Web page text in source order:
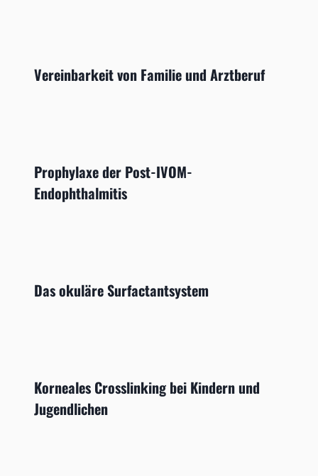
Vereinbarkeit von Familie und Arztberuf
Prophylaxe der Post-IVOM-
Endophthalmitis
Das okuläre Surfactantsystem
Korneales Crosslinking bei Kindern und
Jugendlichen